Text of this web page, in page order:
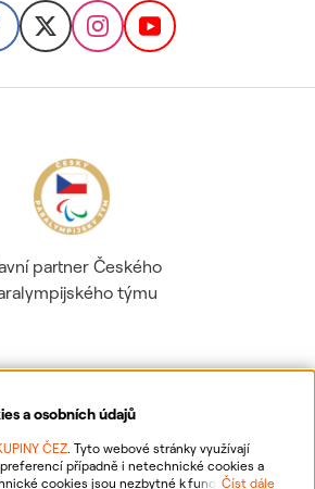
a osobních údajů
ČEZ. Tyto webové stránky využívají
případně i netechnické cookies a
cookies jsou nezbytné k fungováníČíst dále
partner Českého
týmu
Ochrana osobních údajů